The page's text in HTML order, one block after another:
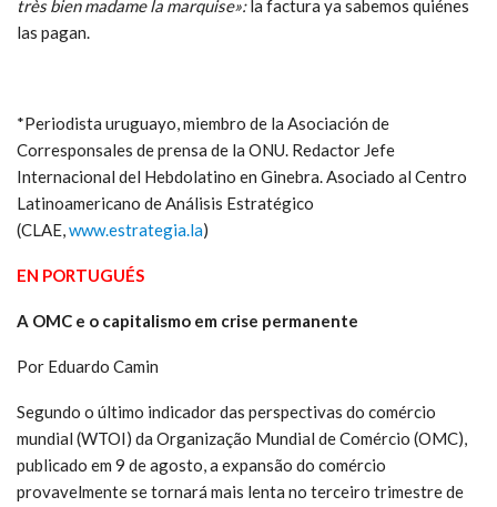
très bien madame la marquise»:la factura ya sabemos quiénes
las pagan.
*Periodista uruguayo, miembro de la Asociación de
Corresponsales de prensa de la ONU. Redactor Jefe
Internacional del Hebdolatino en Ginebra. Asociado al Centro
Latinoamericano de Análisis Estratégico
(CLAE,www.estrategia.la)
EN PORTUGUÉS
A OMC e o capitalismo em crise permanente
Por Eduardo Camin
Segundo o último indicador das perspectivas do comércio
mundial (WTOI) da Organização Mundial de Comércio (OMC),
publicado em 9 de agosto, a expansão do comércio
provavelmente se tornará mais lenta no terceiro trimestre de